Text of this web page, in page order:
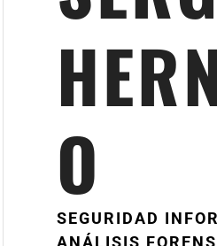
O
SEGURIDAD
ANÁLISIS